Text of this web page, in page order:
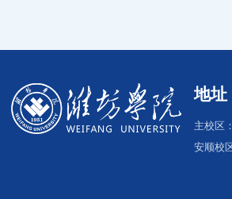
地址
主校区
安顺校